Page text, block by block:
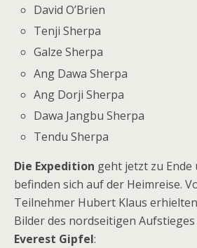
David O’Brien
Tenji Sherpa
Galze Sherpa
Ang Dawa Sherpa
Ang Dorji Sherpa
Dawa Jangbu Sherpa
Tendu Sherpa
Die Expedition geht jetzt zu
befinden sich auf der Heimreise.
Teilnehmer Hubert Klaus
Bilder des nordseitigen Aufstieges
Everest Gipfel: